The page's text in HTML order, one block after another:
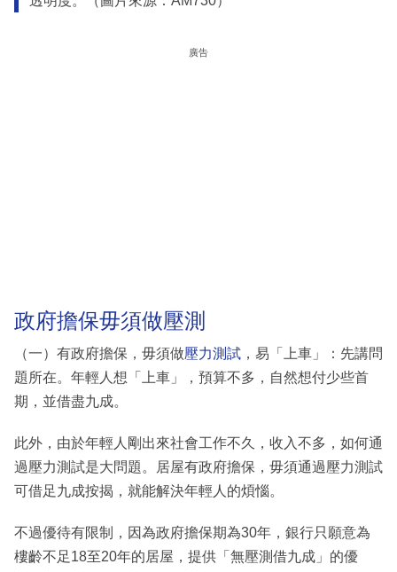
廣告
政府擔保毋須做壓測
（一）有政府擔保，毋須做壓力測試 ，易「上車」：先講問
題所在。年輕人想「上車」，預算不多，自然想付少些首
期，並借盡九成。
此外，由於年輕人剛出來社會工作不久，收入不多，如何通
過壓力測試是大問題。居屋有政府擔保，毋須通過壓力測試
可借足九成按揭，就能解決年輕人的煩惱。
不過優待有限制，因為政府擔保期為30年，銀行只願意為
樓齡不足18至20年的居屋，提供「無壓測借九成」的優